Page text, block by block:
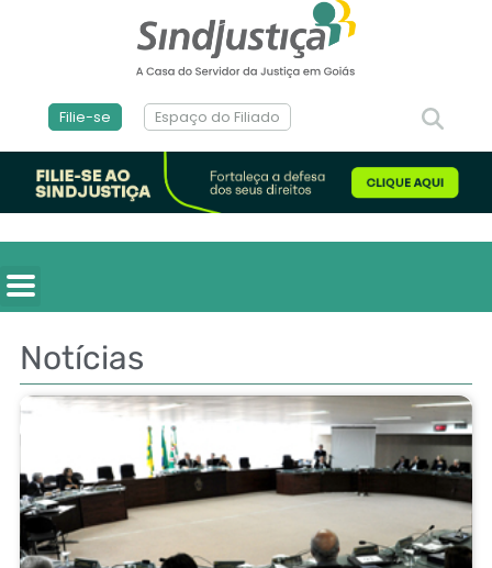
Filie-se Espaço do Filiado
Notícias